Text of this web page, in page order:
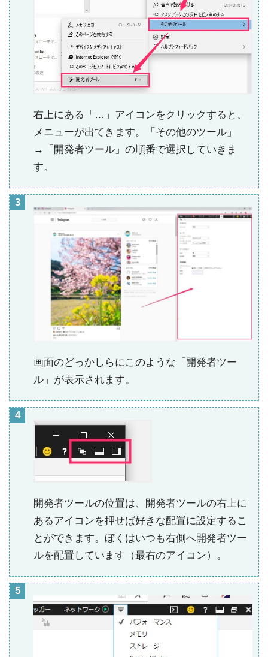
右上にある「…」アイコンをクリックすると、
メニューが出てきます。「その他のツール」
→「開発者ツール」の順番で選択していきま
す。
画面のどっかしらにこのような「開発者ツー
ル」が表示されます。
開発者ツールの位置は、開発者ツールの右上に
あるアイコンを押せば好きな配置に設定するこ
とができます。ぼくはいつも右側へ開発者ツー
ルを配置しています（最右のアイコン）。